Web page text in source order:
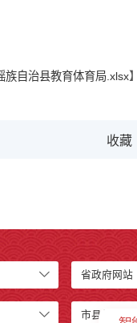
族自治县教育体育局.xlsx】
收藏
省政府网站
市县级网站